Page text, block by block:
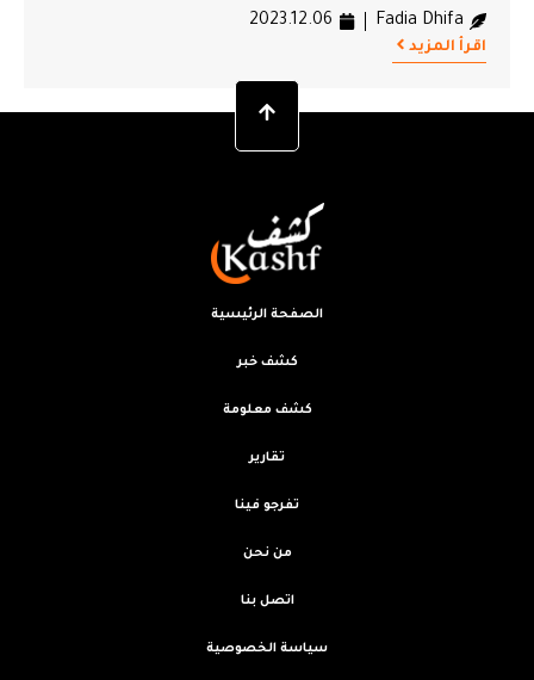
Fadia Dhifa
2023.12.06
اقرأ المزيد
الصفحة الرئيسية
كشف خبر
كشف معلومة
تقارير
تفرجو فينا
من نحن
اتصل بنا
سياسة الخصوصية